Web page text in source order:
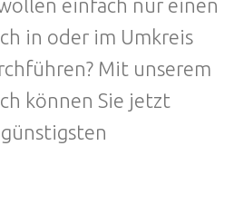
einfach nur einen
in oder im Umkreis
Mit unserem
können Sie jetzt